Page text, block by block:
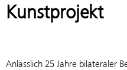
Kunstprojekt
Anlässlich 25 Jahre bilateraler